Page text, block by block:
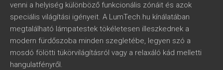
venni a helyiség különböző funkcionális zónáit és azok
speciális világítási igényeit. A LumTech.hu kínálatában
megtalálható lámpatestek tökéletesen illeszkednek a
modern fürdőszoba minden szegletébe, legyen szó a
mosdó fölötti tükörvilágításról vagy a relaxáló kád melletti
hangulatfényről.